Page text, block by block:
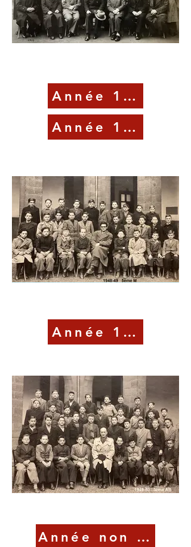
Année 1947-48
Année 1948-49
Année 1949-50
Année non connue